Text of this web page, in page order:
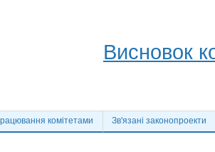
Висновок
комітетами Зв'язані законопроекти